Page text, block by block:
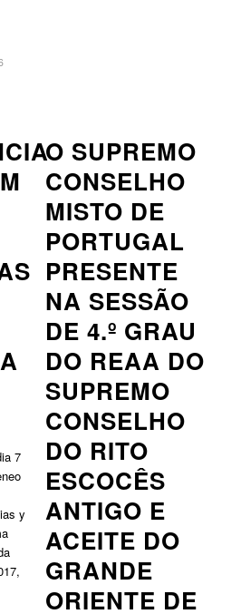
7
y
O SUPREMO
CONSELHO
MISTO DE
PORTUGAL
PRESENTE
NA SESSÃO
DE 4.º GRAU
DO REAA DO
SUPREMO
CONSELHO
DO RITO
ESCOCÊS
ANTIGO E
ACEITE DO
GRANDE
ORIENTE DE